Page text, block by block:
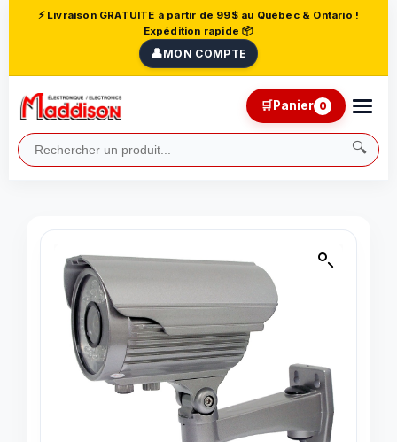
⚡ Livraison GRATUITE à partir de 99$ au Québec & Ontario !
Expédition rapide 📦
👤MON COMPTE
🔍
🛒Panier 0